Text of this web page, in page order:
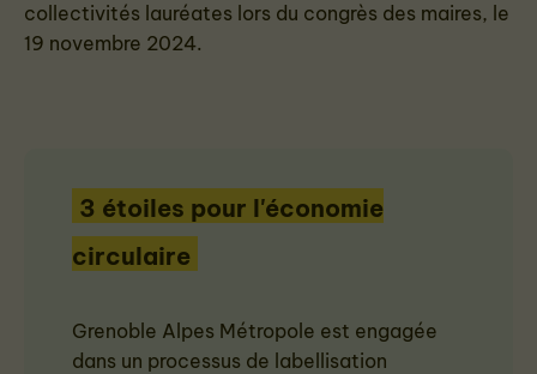
collectivités lauréates lors du congrès des maires, le
19 novembre 2024.
3 étoiles pour l'économie
circulaire
Grenoble Alpes Métropole est engagée
dans un processus de labellisation